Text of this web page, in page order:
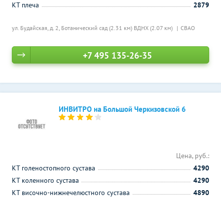
ул. Будайская, д. 2, Ботанический сад (2.31 км) ВДНХ (2.07 км) СВАО
КТ плеча
2879
+7 495 135-26-35
ИНВИТРО на Большой Черкизовской 6
Цена, руб.:
КТ голеностопного сустава
4290
КТ коленного сустава
4290
КТ височно-нижнечелюстного сустава
4890